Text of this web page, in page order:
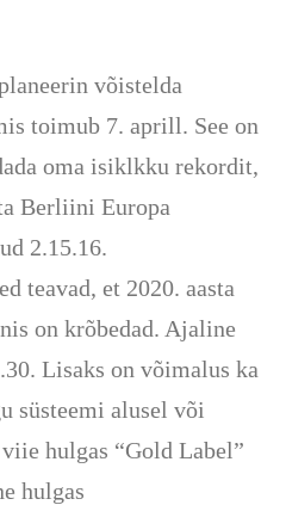
võistelda
toimub 7. aprill. See on
oma isiklkku rekordit,
Berliini Europa
2.15.16.
teavad, et 2020. aasta
on krõbedad. Ajaline
Lisaks on võimalus ka
süsteemi alusel või
hulgas “Gold Label”
hulgas